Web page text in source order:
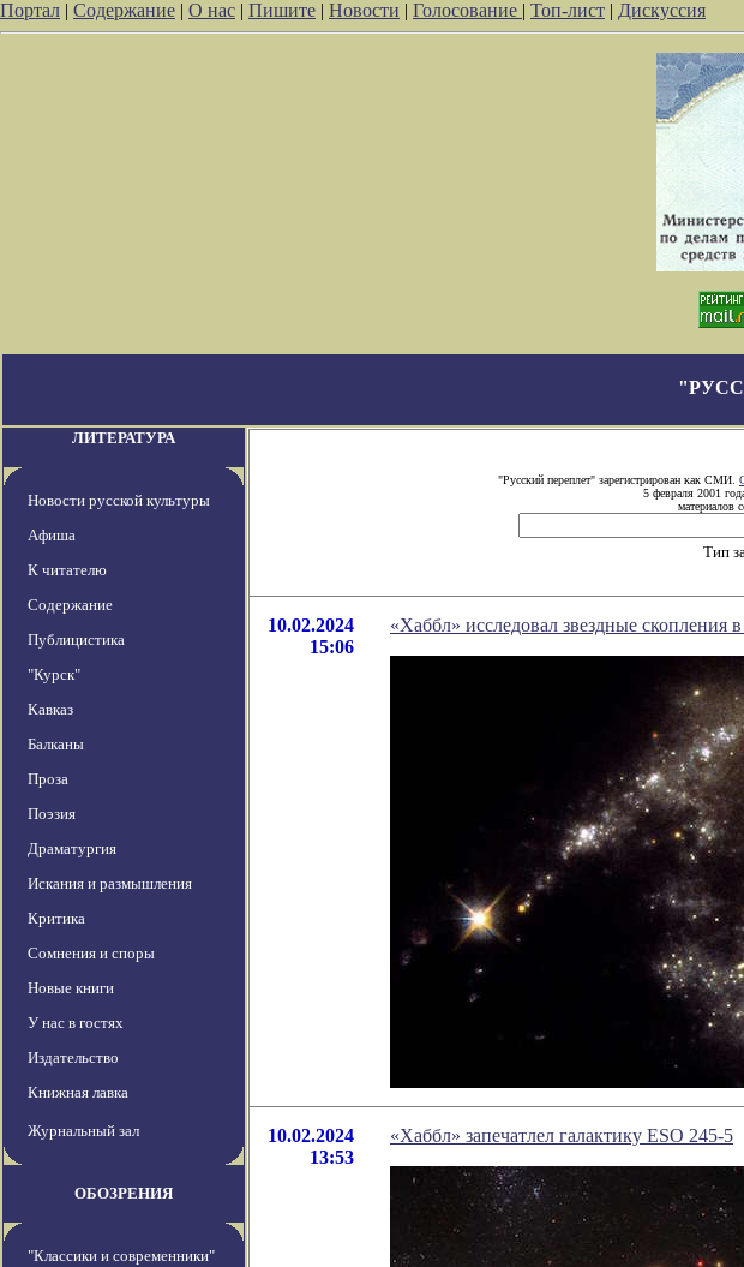
Портал | Содержание | О нас | Пишите | Новости | Голосование | Топ-лист | Дискуссия
ЛИТЕРАТУРА
Новости русской культуры
Афиша
К читателю
Содержание
Публицистика
"Курск"
Кавказ
Балканы
Проза
Поэзия
Драматургия
Искания и размышления
Критика
Сомнения и споры
Новые книги
У нас в гостях
Издательство
Книжная лавка
Журнальный зал
ОБОЗРЕНИЯ
"Классики и современники"
"Русский переплет" зарегистрирован как СМИ.
5 февраля 2001
материалов
Тип
10.02.2024
15:06
«Хаббл» исследовал звездные
10.02.2024
13:53
«Хаббл» запечатлел галактику ESO 245-5